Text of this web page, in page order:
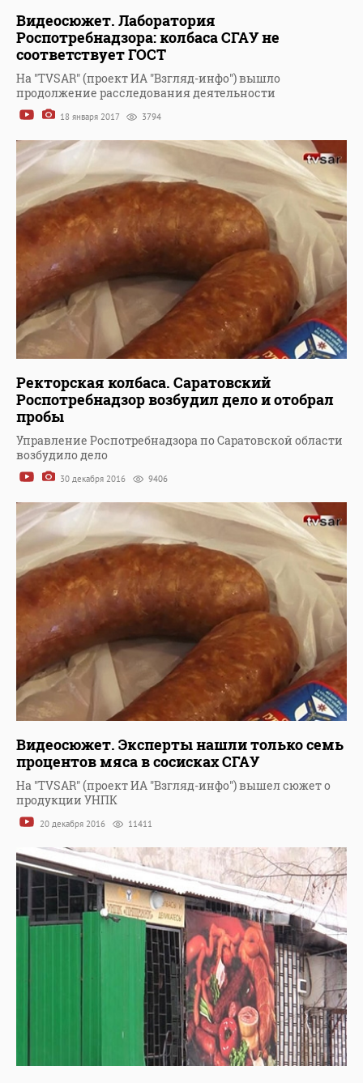
Видеосюжет. Лаборатория
Роспотребнадзора: колбаса СГАУ не
соответствует ГОСТ
На "TVSAR" (проект ИА "Взгляд-инфо") вышло
продолжение расследования деятельности
18 января 2017 3794
Ректорская колбаса. Саратовский
Роспотребнадзор возбудил дело и отобрал
пробы
Управление Роспотребнадзора по Саратовской области
возбудило дело
30 декабря 2016 9406
Видеосюжет. Эксперты нашли только семь
процентов мяса в сосисках СГАУ
На "TVSAR" (проект ИА "Взгляд-инфо") вышел сюжет о
продукции УНПК
20 декабря 2016 11411